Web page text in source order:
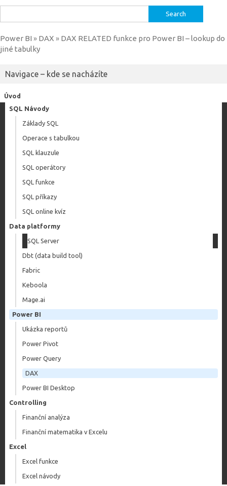
for:
Power BI » DAX » DAX RELATED funkce pro Power BI – lookup do
jiné tabulky
Navigace – kde se nacházíte
Úvod
SQL Návody
Základy SQL
Operace s tabulkou
SQL klauzule
SQL operátory
SQL funkce
SQL příkazy
SQL online kvíz
Data platformy
SQL Server
Dbt (data build tool)
Fabric
Keboola
Mage.ai
Power BI
Ukázka reportů
Power Pivot
Power Query
DAX
Power BI Desktop
Controlling
Finanční analýza
Finanční matematika v Excelu
Excel
Excel funkce
Excel návody